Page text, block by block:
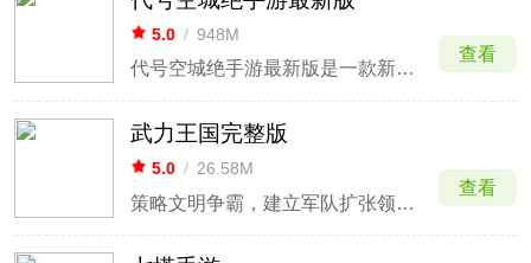
5.0 / 948M
代号空城绝手游最新版是一款新颖的三国题材策略手游。游戏将仙魔元素融入到三国世界中，游戏中玩家将以主角身份挫败疯狂的魔王军团，成为一方霸主。游戏中四种势力缠斗不休，你可以自由选择，或偏安一隅、或慑服群雄，整体自由度极高。
查看
武力王国完整版
5.0 / 26.58M
策略文明争霸，建立军队扩张领地疆域。
查看